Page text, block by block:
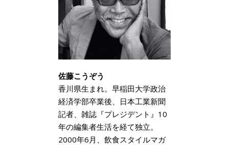
佐藤こうぞう
香川県生まれ。早稲田大学政治
経済学部卒業後、日本工業新聞
記者、雑誌『プレジデント』10
年の編集者生活を経て独立。
2000年6月、飲食スタイルマガ